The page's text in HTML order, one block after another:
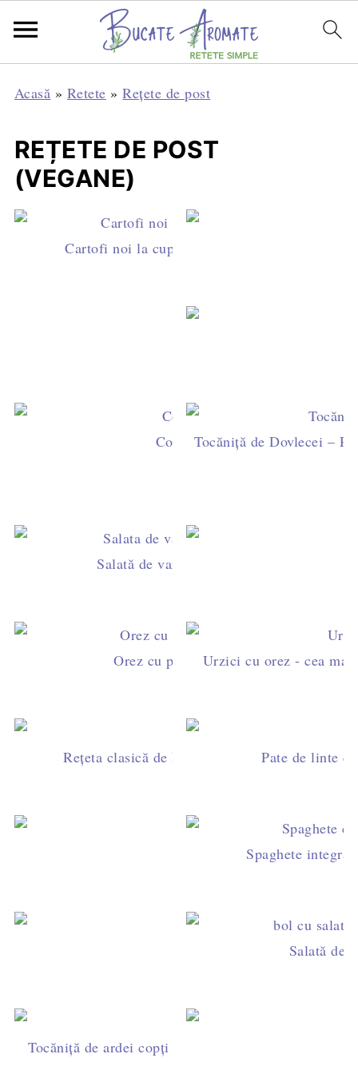
Acasă » Retete »Rețete de post
REȚETE DE POST
(VEGANE)
Cartofi noi la cuptor cu sos de roşii şi cimbru
Sote de ciuperci cu usturoi
Conopidă în pesmet aromat la
Tocăniță de Dovlecei –
Salată de varză roşie cu quinoa
Orez cu praz şi ardei grasUrzici cu orez - cea mai
Rețeta clasică de hummus libanez – cremos și
Pate de linte
Iahnie de
Spaghete
Fasole
Salată de
Tocăniță de ardei copţi cu sos de roșii și usturoi -